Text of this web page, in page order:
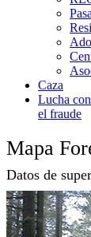
Caza
Lucha
el fraude
Mapa
Datos de